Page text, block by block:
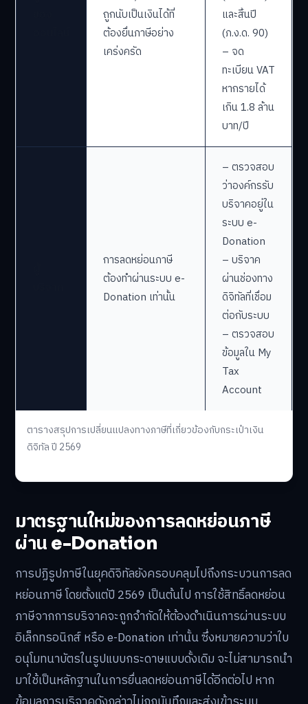
ตารางสรุปการเปลี่ยนแปลงทางภาษีที่เกี่ยวข้องกับกระเป๋าเงิน
ดิจิทัล ปี 2569
ถูกนับเป็นเงินได้ที่
ต้องยื่นภาษีอย่าง
เคร่งครัด
และสิ้นปี
(ภ.ง.ด. 90)
– จด
ทะเบียน VAT
หากรายได้
เกิน 1.8 ล้าน
บาท/ปี
การลดหย่อนภาษี
ต้องทำผ่านระบบ e-
Donation เท่านั้น
– ตรวจสอบ
ว่าองค์กรรับ
บริจาคอยู่ใน
ระบบ e-
Donation
– บริจาค
ผ่านช่องทาง
ดิจิทัลที่เชื่อม
ต่อกับระบบ
– ตรวจสอบ
ข้อมูลใน My
Tax
Account
มาตรฐานใหม่ของการลดหย่อนภาษี
ผ่าน e-Donation
การปฏิรูปภาษีในยุคดิจิทัลยังครอบคลุมไปถึงกระบวนการลด
หย่อนภาษี โดยตั้งแต่ปี 2569 เป็นต้นไป การใช้สิทธิ์ลดหย่อน
ภาษีจากการบริจาคจะถูกจำกัดให้ต้องดำเนินการผ่านระบบ
อิเล็กทรอนิกส์ หรือ e-Donation เท่านั้น ซึ่งหมายความว่าใบ
อนุโมทนาบัตรในรูปแบบกระดาษแบบดั้งเดิม จะไม่สามารถนำ
มาใช้เป็นหลักฐานในการยื่นลดหย่อนภาษีได้อีกต่อไป หาก